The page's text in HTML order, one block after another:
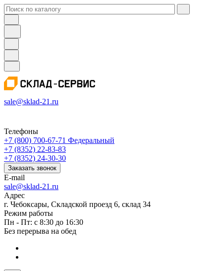
sale@sklad-21.ru
Телефоны
+7 (800) 700-67-71 Федеральный
+7 (8352) 22-83-83
+7 (8352) 24-30-30
Заказать звонок
E-mail
sale@sklad-21.ru
Адрес
г. Чебоксары, Складской проезд 6, склад 34
Режим работы
Пн - Пт: с 8:30 до 16:30
Без перерыва на обед